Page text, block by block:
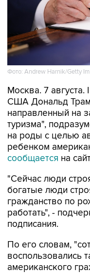
Фото: Andrew Harnik/Getty
Москва. 7 августа.
США Дональд
направленный на
туризма",
на роды с целью
ребенком
сообщается на
"Сейчас люди
богатые люди
гражданство по
работать", -
подписания.
По его словам,
воспользовались
американского